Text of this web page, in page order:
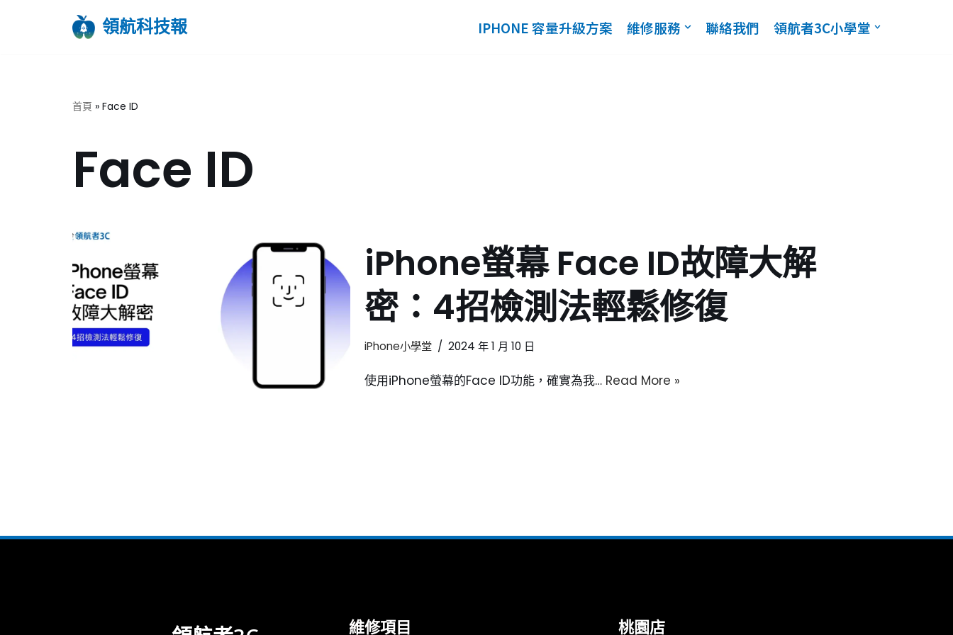
領航科技報 IPHONE 容量升級方案 維修服務 聯絡我們 領航者3C小學堂
首頁 » Face ID
Face ID
iPhone螢幕 Face ID故障大解
密：4招檢測法輕鬆修復
iPhone小學堂 2024 年 1 月 10 日
使用iPhone螢幕的Face ID功能，確實為我… Read More »
維修項目 桃園店